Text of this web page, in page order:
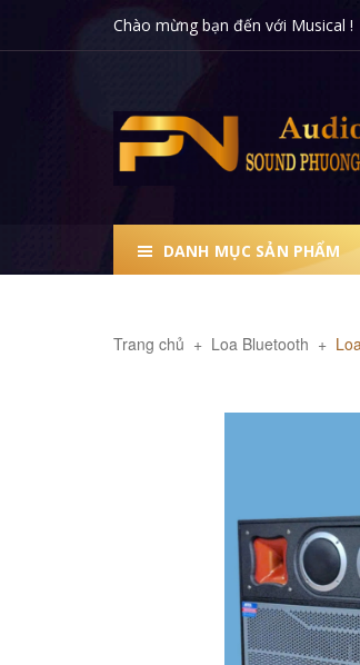
Chào mừng bạn đến với Musical !
DANH MỤC SẢN PHẨM
Trang chủ + Loa Bluetooth +